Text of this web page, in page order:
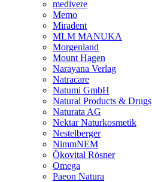
medivere
Memo
Miradent
MLM MANUKA
Morgenland
Mount Hagen
Narayana Verlag
Natracare
Natumi GmbH
Natural Products & Drugs
Naturata AG
Nektar Naturkosmetik
Nestelberger
NimmNEM
Ökovital Rösner
Omega
Paeon Natura